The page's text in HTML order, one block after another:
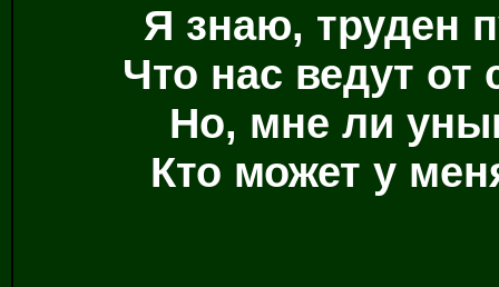
Я знаю, труден
Что нас ведут от
Но, мне ли
Кто может у